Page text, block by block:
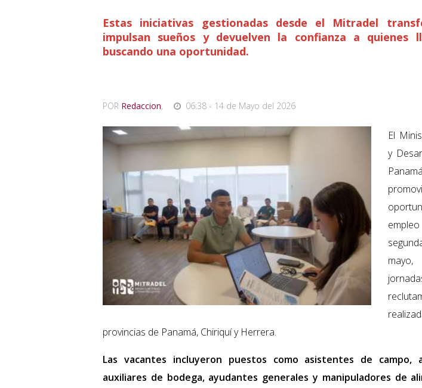
Estas iniciativas gestionadas desde el Mitradel
impulsan sueños y devuelven la confianza a quienes
buscando una oportunidad.
POR Redaccion, 06:38 - 14 de Mayo del 2026
El
y
provincias de Panamá, Chiriquí y Herrera.
Las vacantes incluyeron puestos como asistentes de campo,
auxiliares de bodega, ayudantes generales y manipuladores de